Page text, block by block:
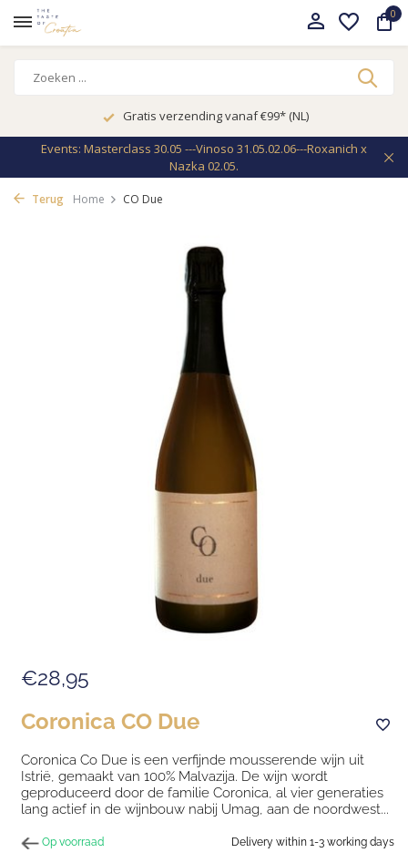
0
Gratis verzending vanaf €99* (NL)
Events: Masterclass 30.05 ---Vinoso 31.05.02.06---Roxanich x
Nazka 02.05.
Terug Home CO Due
€28,95
Coronica CO Due
Coronica Co Due is een verfijnde mousserende wijn uit
Istrië, gemaakt van 100% Malvazija. De wijn wordt
geproduceerd door de familie Coronica, al vier generaties
lang actief in de wijnbouw nabij Umag, aan de noordwest...
Op voorraad Delivery within 1-3 working days